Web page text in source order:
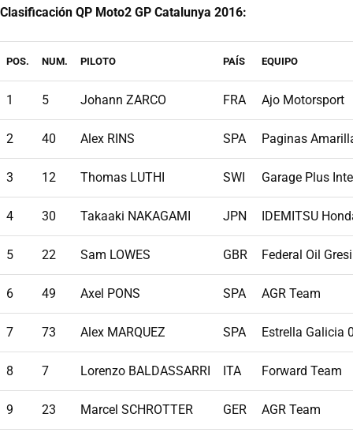
Clasificación QP Moto2 GP Catalunya 2016:
POS. NUM. PILOTO PAÍS EQUIPO
1 5 Johann ZARCO FRA Ajo Motorsport
2 40 Alex RINS SPA Paginas
3 12 Thomas LUTHI SWI Garage Plus
4 30 Takaaki NAKAGAMI JPN IDEMITSU
5 22 Sam LOWES GBR Federal Oil
6 49 Axel PONS SPA AGR Team
7 73 Alex MARQUEZ SPA Estrella Galicia
8 7 Lorenzo BALDASSARRI ITA Forward Team
9 23 Marcel SCHROTTER GER AGR Team